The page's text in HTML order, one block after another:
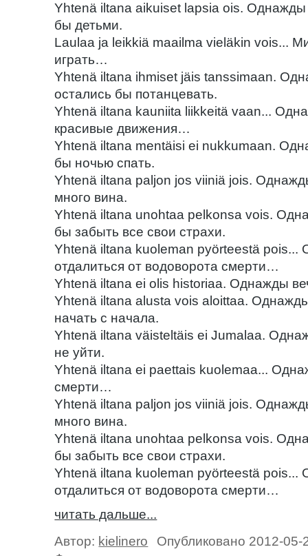
Yhtenä iltana aikuiset lapsia ois.
бы детьми.
Laulaa ja leikkiä maailma vieläkin vois...
играть…
Yhtenä iltana ihmiset jäis tanssimaan.
остались бы потанцевать.
Yhtenä iltana kauniita liikkeitä vaan...
красивые движения…
Yhtenä iltana mentäisi ei nukkumaan.
бы ночью спать.
Yhtenä iltana paljon jos viiniä jois.
много вина.
Yhtenä iltana unohtaa pelkonsa vois.
бы забыть все свои страхи.
Yhtenä iltana kuoleman pyörteestä
отдалиться от водоворота смерти…
Yhtenä iltana ei olis historiaa. Однажды
Yhtenä iltana alusta vois aloittaa.
начать с начала.
Yhtenä iltana väisteltäis ei Jumalaa.
не уйти.
Yhtenä iltana ei paettais kuolemaa...
смерти…
Yhtenä iltana paljon jos viiniä jois.
много вина.
Yhtenä iltana unohtaa pelkonsa vois.
бы забыть все свои страхи.
Yhtenä iltana kuoleman pyörteestä
отдалиться от водоворота смерти…
читать дальше...
Автор: kielinero
Опубликовано 2012-05-